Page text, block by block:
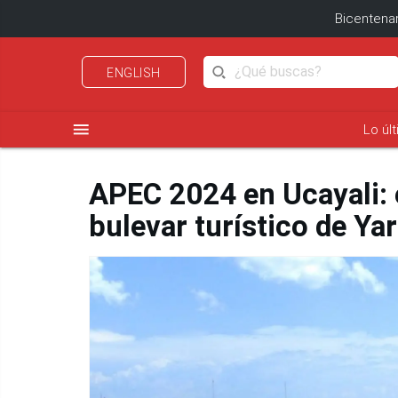
ENGLISH
menu Lo
APEC 2024 en
bulevar turístico de